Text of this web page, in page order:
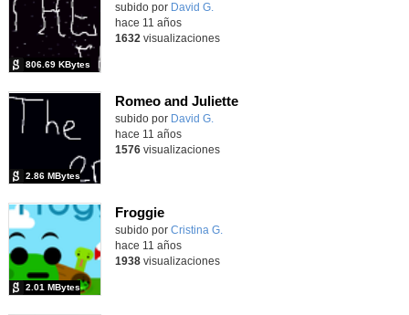
subido por David G.
806.69 KBytes
hace 11 años
1632 visualizaciones
Romeo and Juliette
subido por David G.
2.86 MBytes
hace 11 años
1576visualizaciones
Froggie
subido por Cristina G.
2.01 MBytes
hace 11 años
1938visualizaciones